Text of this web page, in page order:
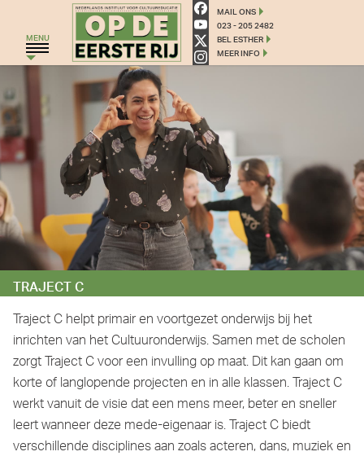
MENU
HOME
THEATERGROEP ZWERM
TRAJECT C
THEATERCHALLENGE
MONKEYSPOOM
PRIMAIR ONDERWIJS
VOORTGEZET ONDERWIJS
AGENDA
BLOG
OVER ONS
MAIL ONS
023 - 205 2482
BEL ESTHER
MEER INFO
TRAJECT C
Traject C helpt primair en voortgezet onderwijs bij het
inrichten van het Cultuuronderwijs. Samen met de scholen
zorgt Traject C voor een invulling op maat. Dit kan gaan om
korte of langlopende projecten en in alle klassen. Traject C
werkt vanuit de visie dat een mens meer, beter en sneller
leert wanneer deze mede-eigenaar is. Traject C biedt
verschillende disciplines aan zoals acteren, dans, muziek en